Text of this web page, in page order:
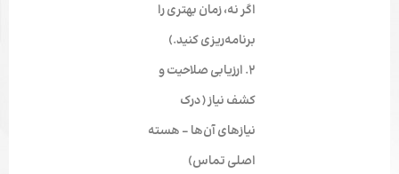
اگر نه، زمان بهتری را
برنامه‌ریزی کنید.)
۲. ارزیابی صلاحیت و
کشف نیاز(درک
نیازهای آن‌ها – هسته
اصلی تماس)